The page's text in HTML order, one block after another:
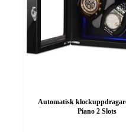
Automatisk
Piano 2 Slots